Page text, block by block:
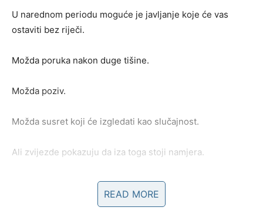
U narednom periodu moguće je javljanje koje će vas
ostaviti bez riječi.
Možda poruka nakon duge tišine.
Možda poziv.
Možda susret koji će izgledati kao slučajnost.
Ali zvijezde pokazuju da iza toga stoji namjera.
Ta osoba želi da vas vidi.
READ MORE